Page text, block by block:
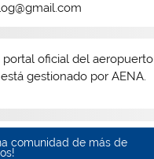
portal oficial del aeropuerto
gestionado por AENA.
comunidad de más de